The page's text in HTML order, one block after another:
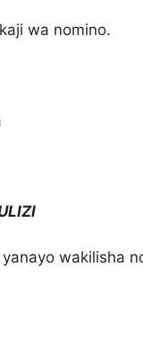
wa nomino.
wakilisha